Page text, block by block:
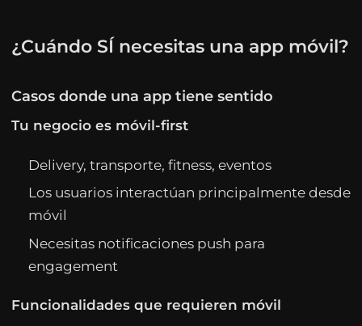
¿Cuándo SÍ necesitas una app móvil?
Casos donde una app tiene sentido
Tu negocio es móvil-first
Delivery, transporte, fitness, eventos
Los usuarios interactúan principalmente desde
móvil
Necesitas notificaciones push para
engagement
Funcionalidades que requieren móvil